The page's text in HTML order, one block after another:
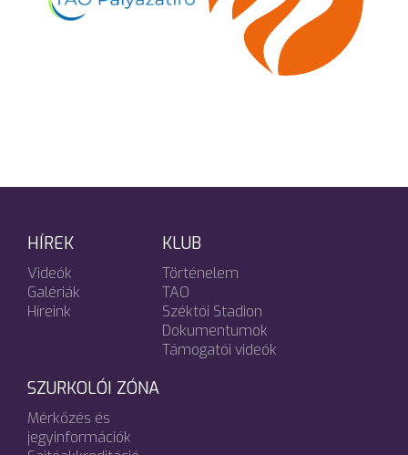
HÍREK
Videók
Galériák
Híreink
KLUB
Történelem
TAO
Széktói Stadion
Dokumentumok
Támogatói videók
SZURKOLÓI ZÓNA
Mérkőzés és
jegyinformációk